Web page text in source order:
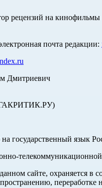
рецензий на кинофильмы
почта редакции:
Дмитриевич
государственный язык
сайте, охраняется в
переработке